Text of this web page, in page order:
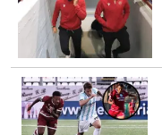
15
seconds